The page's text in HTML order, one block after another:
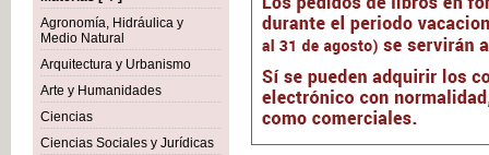
Agronomía, Hidráulica y
Medio Natural
Arquitectura y Urbanismo
Arte y Humanidades
Ciencias
Ciencias Sociales y Jurídicas